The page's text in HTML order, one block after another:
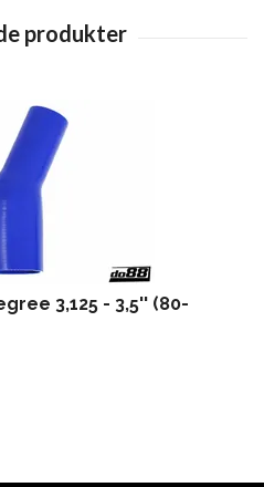
3,125 - 3,5'' (80-